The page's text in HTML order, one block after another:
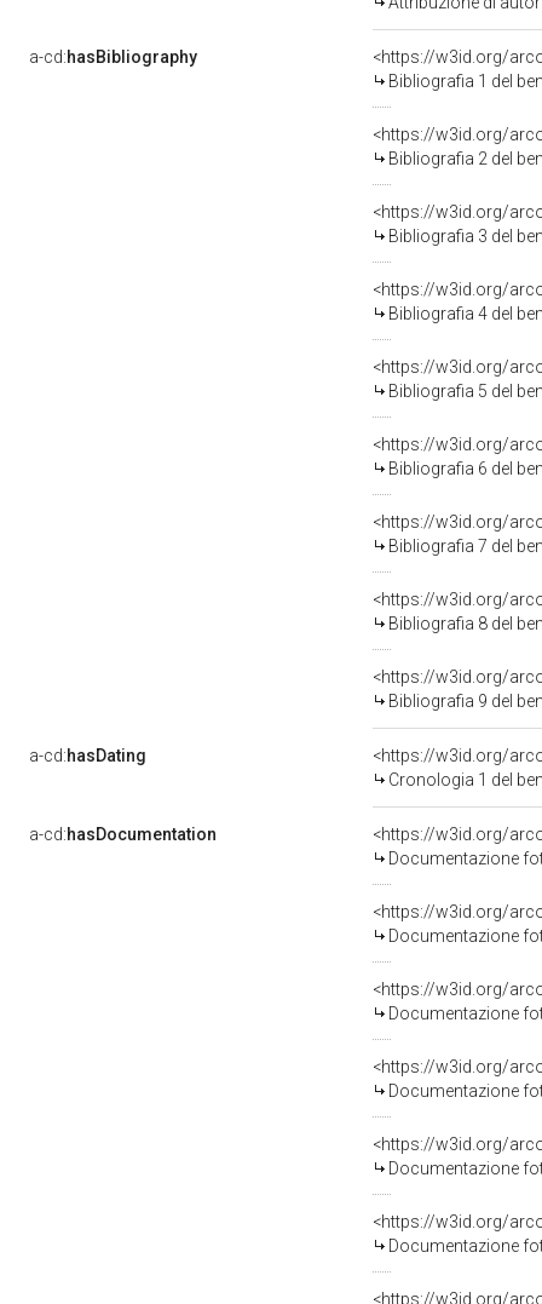
a-cd:hasBibliography
<https://w3id.org/
Bibliografia 1 del
<https://w3id.org/
Bibliografia 2 del
<https://w3id.org/
Bibliografia 3 del
<https://w3id.org/
Bibliografia 4 del
<https://w3id.org/
Bibliografia 5 del
<https://w3id.org/
Bibliografia 6 del
<https://w3id.org/
Bibliografia 7 del
<https://w3id.org/
Bibliografia 8 del
<https://w3id.org/
Bibliografia 9 del
a-cd:hasDating
<https://w3id.org/
Cronologia 1 del
a-cd:hasDocumentation
Documentazione
Documentazione
Documentazione
Documentazione
Documentazione
Documentazione